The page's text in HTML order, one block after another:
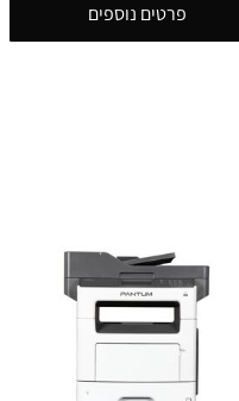
פרטים נוספים